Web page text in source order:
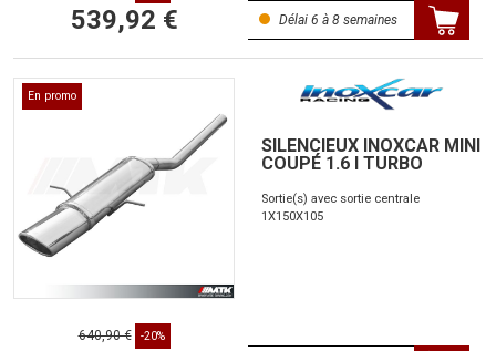
539,92 € Délai 6 à 8 semaines
En promo
SILENCIEUX INOXCAR MINI
COUPÉ 1.6 I TURBO
Sortie(s) avec sortie centrale
1X150X105
640,90 € -20%